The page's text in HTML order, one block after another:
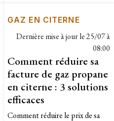
GAZ EN CITERNE
Dernière mise à jour le25/07 à
08:00
Comment réduire sa
facture de gaz propane
en citerne : 3 solutions
efficaces
Comment réduire le prix de sa